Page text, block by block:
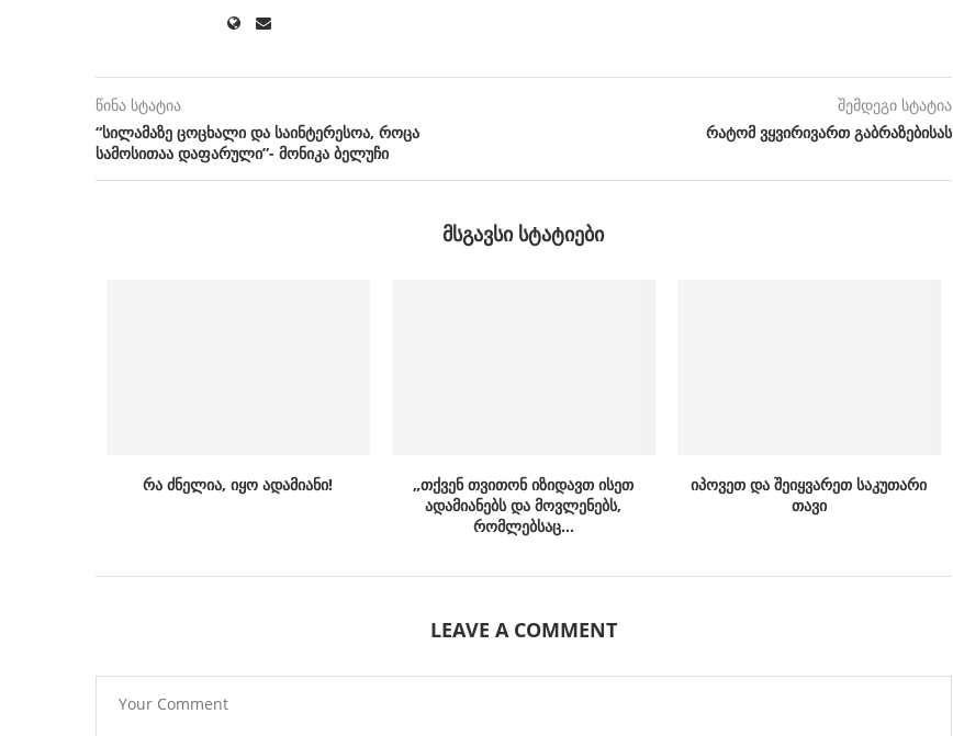
წინა სტატია
“სილამაზე ცოცხალი და საინტერესოა, როცა
სამოსითაა დაფარული”- მონიკა ბელუჩი
შემდეგი სტატია
რატომ ვყვირივართ გაბრაზებისას
ᲛᲡᲒᲐᲕᲡᲘ ᲡᲢᲐᲢᲘᲔᲑᲘ
რა ძნელია, იყო ადამიანი!
„თქვენ თვითონ იზიდავთ ისეთ
ადამიანებს და მოვლენებს,
რომლებსაც...
იპოვეთ და შეიყვარეთ საკუთარი
თავი
LEAVE A COMMENT